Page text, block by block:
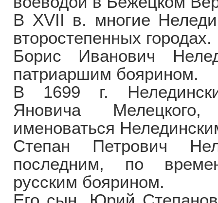
В XVII в. многие
второстепенных городах.
Борис Иванович
патриаршим боярином.
В 1699 г.
Яновича
именоваться
Степан Петрович
последним, по
русским боярином.